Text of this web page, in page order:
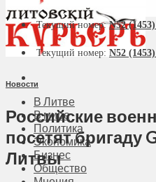
В Литве
В мире
Политика
Экономика
Бизнес
Общество
Текущий номер:N52
Текущий номер: N52
Новости
Российские
посетят бригаду
Литвы